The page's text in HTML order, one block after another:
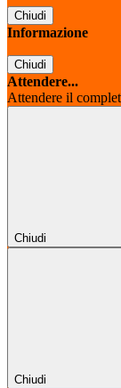
Chiudi
Informazione
Chiudi
Attendere...
Attendere il
Chiudi
Chiudi